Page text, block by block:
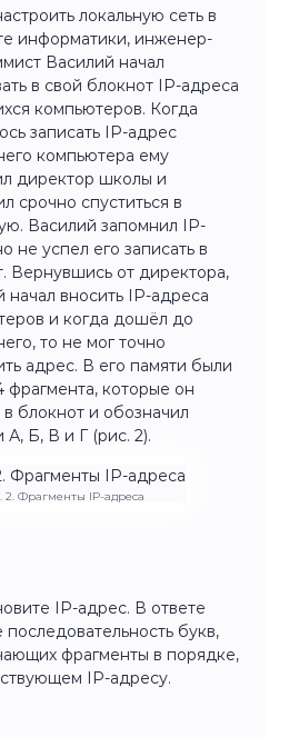
локальную сеть в
информатики, инженер-
Василий начал
в свой блокнот IP-адреса
компьютеров. Когда
записать IP-адрес
компьютера ему
директор школы и
срочно спуститься в
Василий запомнил IP-
не успел его записать в
Вернувшись от директора,
начал вносить IP-адреса
и когда дошёл до
то не мог точно
адрес. В его памяти были
фрагмента, которые он
в блокнот и обозначил
А, Б, В и Г (рис. 2).
2. Фрагменты IP-адреса
IP-адрес. В ответе
последовательность букв,
фрагменты в порядке,
IP-адресу.